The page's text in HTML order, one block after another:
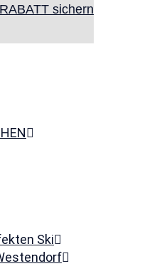
sichern
Ski